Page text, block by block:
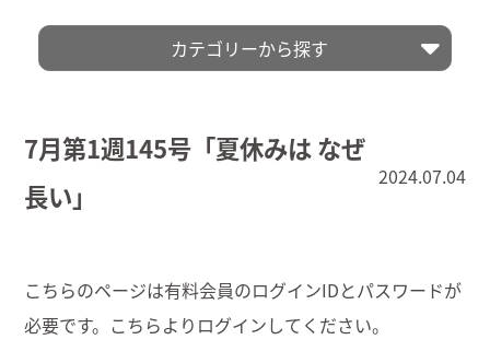
7月第1週145号「夏休みは なぜ
長い」
2024.07.04
こちらのページは有料会員のログインIDとパスワードが
必要です。こちらより ログインしてください。